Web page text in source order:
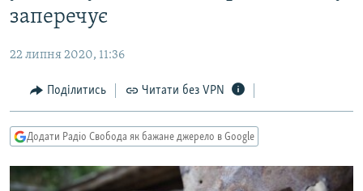
Перейти
до
основної
Перейти
до
пошуку
СУСПІЛЬСТВО
УКРАЇНА
РОСІЙСЬКА «ФІЛЬТРАЦІЯ»
ДОНБАС.РЕАЛІЇ
ТИ ЯК?
СХЕМИ
заперечує
22 липня 2020, 11:36
Поділитись Читати без VPN
Додати Радіо Свобода як бажане джерело в Google